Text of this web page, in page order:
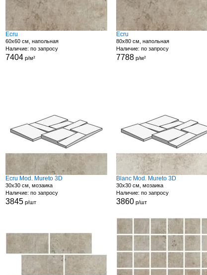
Ecru
60x60 см, напольная
Наличие: по запросу
7404р/м²
Ecru
80x80 см, напольная
Наличие: по запросу
7788 р/м²
Ecru Mod. Mureto 3D
30x30 см, мозаика
Наличие: по запросу
3845р/шт
Blanc Mod. Mureto 3D
30x30 см, мозаика
Наличие: по запросу
3860 р/шт